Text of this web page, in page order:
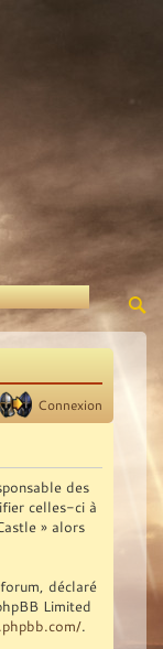
Connexion
des
celles-ci à
» alors
déclaré
Limited
.